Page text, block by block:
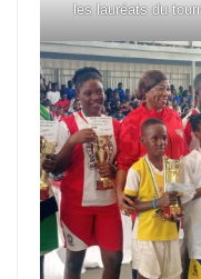
les lauréats du